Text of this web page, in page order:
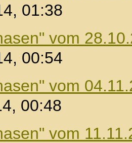
01:38
vom
00:54
vom
00:48
vom